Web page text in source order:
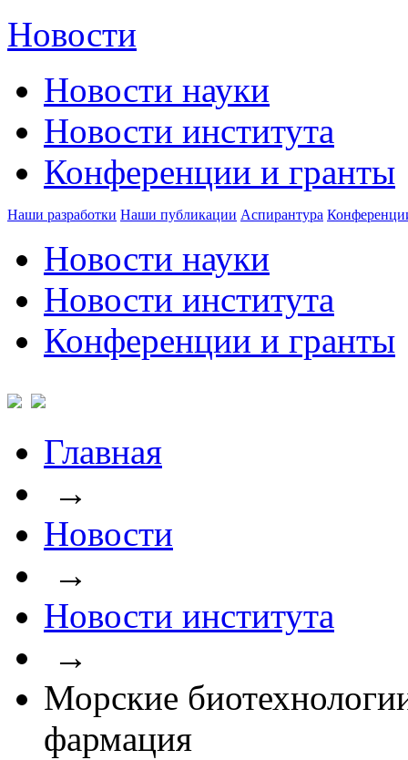
Новости
Новости науки
Новости института
Конференции и гранты
Наши разработки Наши публикации Аспирантура
Новости науки
Новости института
Конференции и гранты
Главная
→
Новости
→
Новости института
→
Морские
фармация